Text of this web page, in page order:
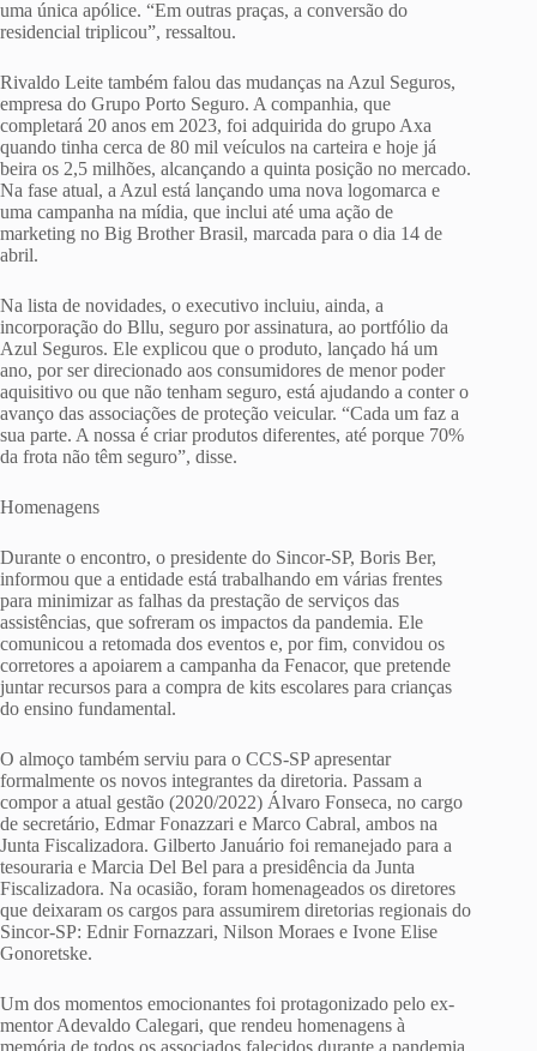
uma única apólice. “Em outras praças, a conversão do
residencial triplicou”, ressaltou.
Rivaldo Leite também falou das mudanças na Azul Seguros,
empresa do Grupo Porto Seguro. A companhia, que
completará 20 anos em 2023, foi adquirida do grupo Axa
quando tinha cerca de 80 mil veículos na carteira e hoje já
beira os 2,5 milhões, alcançando a quinta posição no mercado.
Na fase atual, a Azul está lançando uma nova logomarca e
uma campanha na mídia, que inclui até uma ação de
marketing no Big Brother Brasil, marcada para o dia 14 de
abril.
Na lista de novidades, o executivo incluiu, ainda, a
incorporação do Bllu, seguro por assinatura, ao portfólio da
Azul Seguros. Ele explicou que o produto, lançado há um
ano, por ser direcionado aos consumidores de menor poder
aquisitivo ou que não tenham seguro, está ajudando a conter o
avanço das associações de proteção veicular. “Cada um faz a
sua parte. A nossa é criar produtos diferentes, até porque 70%
da frota não têm seguro”, disse.
Homenagens
Durante o encontro, o presidente do Sincor-SP, Boris Ber,
informou que a entidade está trabalhando em várias frentes
para minimizar as falhas da prestação de serviços das
assistências, que sofreram os impactos da pandemia. Ele
comunicou a retomada dos eventos e, por fim, convidou os
corretores a apoiarem a campanha da Fenacor, que pretende
juntar recursos para a compra de kits escolares para crianças
do ensino fundamental.
O almoço também serviu para o CCS-SP apresentar
formalmente os novos integrantes da diretoria. Passam a
compor a atual gestão (2020/2022) Álvaro Fonseca, no cargo
de secretário, Edmar Fonazzari e Marco Cabral, ambos na
Junta Fiscalizadora. Gilberto Januário foi remanejado para a
tesouraria e Marcia Del Bel para a presidência da Junta
Fiscalizadora. Na ocasião, foram homenageados os diretores
que deixaram os cargos para assumirem diretorias regionais do
Sincor-SP: Ednir Fornazzari, Nilson Moraes e Ivone Elise
Gonoretske.
Um dos momentos emocionantes foi protagonizado pelo ex-
mentor Adevaldo Calegari, que rendeu homenagens à